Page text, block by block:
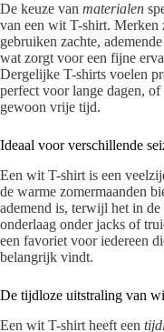
De keuze van materialen
van een wit T-shirt.
gebruiken zachte,
wat zorgt voor een fijne
Dergelijke T-shirts voelen
perfect voor lange dagen,
gewoon vrije tijd.
Ideaal voor verschillende
Een wit T-shirt is een
de warme zomermaanden
ademend is, terwijl het in
onderlaag onder jacks of
een favoriet voor iedereen
belangrijk vindt.
De tijdloze uitstraling van
Een wit T-shirt heeft een